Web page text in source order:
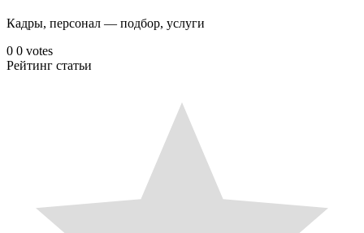
Кадры, персонал — подбор, услуги
0 0 votes
Рейтинг статьи